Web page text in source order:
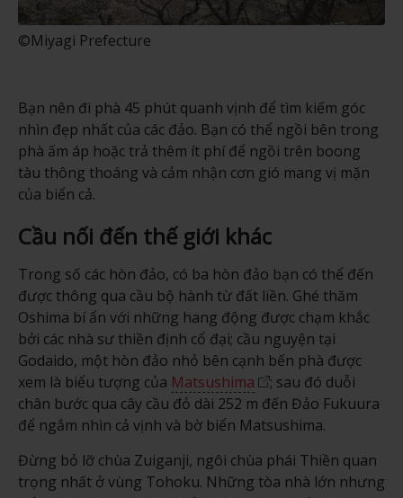
©Miyagi Prefecture
Bạn nên đi phà 45 phút quanh vịnh để tìm kiếm góc
nhìn đẹp nhất của các đảo. Bạn có thể ngồi bên trong
phà ấm áp hoặc trả thêm ít phí để ngồi trên boong
tàu thông thoáng và cảm nhận cơn gió mang vị mặn
của biển cả.
Cầu nối đến thế giới khác
Trong số các hòn đảo, có ba hòn đảo bạn có thể đến
được thông qua cầu bộ hành từ đất liền. Ghé thăm
Oshima bí ẩn với những hang động được chạm khắc
bởi các nhà sư thiền định cổ đại; cầu nguyện tại
Godaido, một hòn đảo nhỏ bên cạnh bến phà được
xem là biểu tượng của Matsushima
; sau đó duỗi
chân bước qua cây cầu đỏ dài 252 m đến Đảo Fukuura
để ngắm nhìn cả vịnh và bờ biển Matsushima.
Đừng bỏ lỡ chùa Zuiganji, ngôi chùa phái Thiền quan
trọng nhất ở vùng Tohoku. Những tòa nhà lớn nhưng